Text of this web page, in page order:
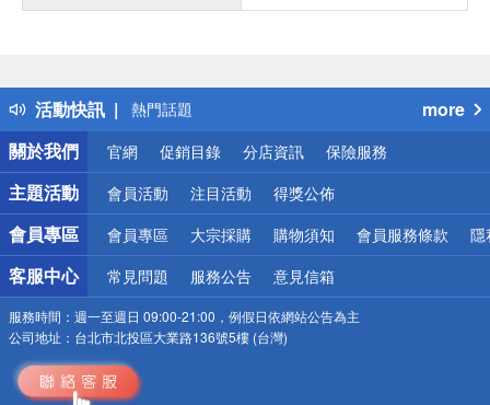
活動快訊
得獎公告
熱門話題
銀行優惠
偏遠地區配送
詐騙網頁！請小心！
more
關於我們
官網 促銷目錄 分店資訊 保險服務
主題活動 會員活動 注目活動 得獎公佈
會員專區 會員專區 大宗採購 購物須知 會員服務條款 隱
客服中心 常見問題 服務公告 意見信箱
服務時間： 週一至週日 09:00-21:00，例假日依網站公告為主
公司地址： 台北市北投區大業路136號5樓 (台灣)